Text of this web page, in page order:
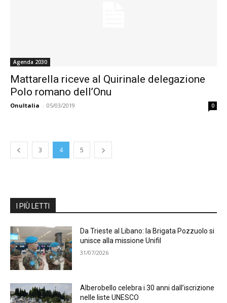
Agenda 2030
Mattarella riceve al Quirinale delegazione
Polo romano dell’Onu
OnuItalia - 05/03/2019 0
3 4 5
I PIÙ LETTI
Da Trieste al Libano: la Brigata Pozzuolo si
unisce alla missione Unifil
31/07/2026
Alberobello celebra i 30 anni dall’iscrizione
nelle liste UNESCO